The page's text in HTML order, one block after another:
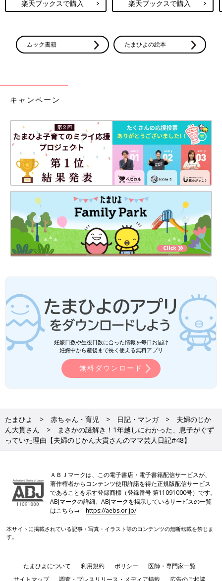
楽天ブックスで購入 楽天ブックスで購入
ムック書籍 たまひよの絵本
キャンペーン
妊娠日数や生後日数に合った情報を毎日お届け
妊娠中から産後まで長く使える無料アプリ
無料ダウンロード
たまひよ 赤ちゃん・育児 日記・マンガ
夫婦のじか
ん大貫さん
まさかの謎解き！1年越しにわかった、息子がぐず
っていた理由【夫婦のじかん大貫さんのママ芸人日記#48】
ＡＢＪマークは、この電子書店・電子書籍配信サービスが、
著作権者からコンテンツ使用許諾を得た正規版配信サービス
であることを示す登録商標（登録番号 第11091000号）です。
ABJマークの詳細、ABJマークを掲示しているサービスの一覧
はこちら→https://aebs.or.jp/
本サイトに掲載されている記事・写真・イラスト等のコンテンツの無断転載を禁じま
す。
たまひよについて 利用規約 ポリシー
医師・専門家一覧